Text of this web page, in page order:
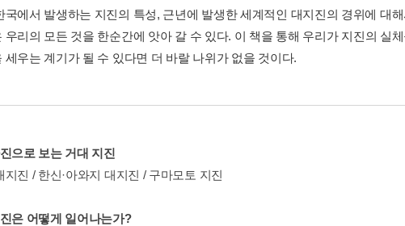
국에서 발생하는 지진의 특성, 근년에 발생한 세계적인 대지진의 경위에 대
우리의 모든 것을 한순간에 앗아 갈 수 있다. 이 책을 통해 우리가 지진의 실
세우는 계기가 될 수 있다면 더 바랄 나위가 없을 것이다.
으로 보는 거대 지진
지진 / 한신·아와지 대지진 / 구마모토 지진
은 어떻게 일어나는가?